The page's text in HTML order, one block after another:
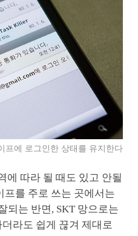
프에 로그인한 상태를 유지한다
에 따라 될 때도 있고 안될
프를 주로 쓰는 곳에서는
되는 반면, SKT 망으로는
라도 쉽게 끊겨 제대로